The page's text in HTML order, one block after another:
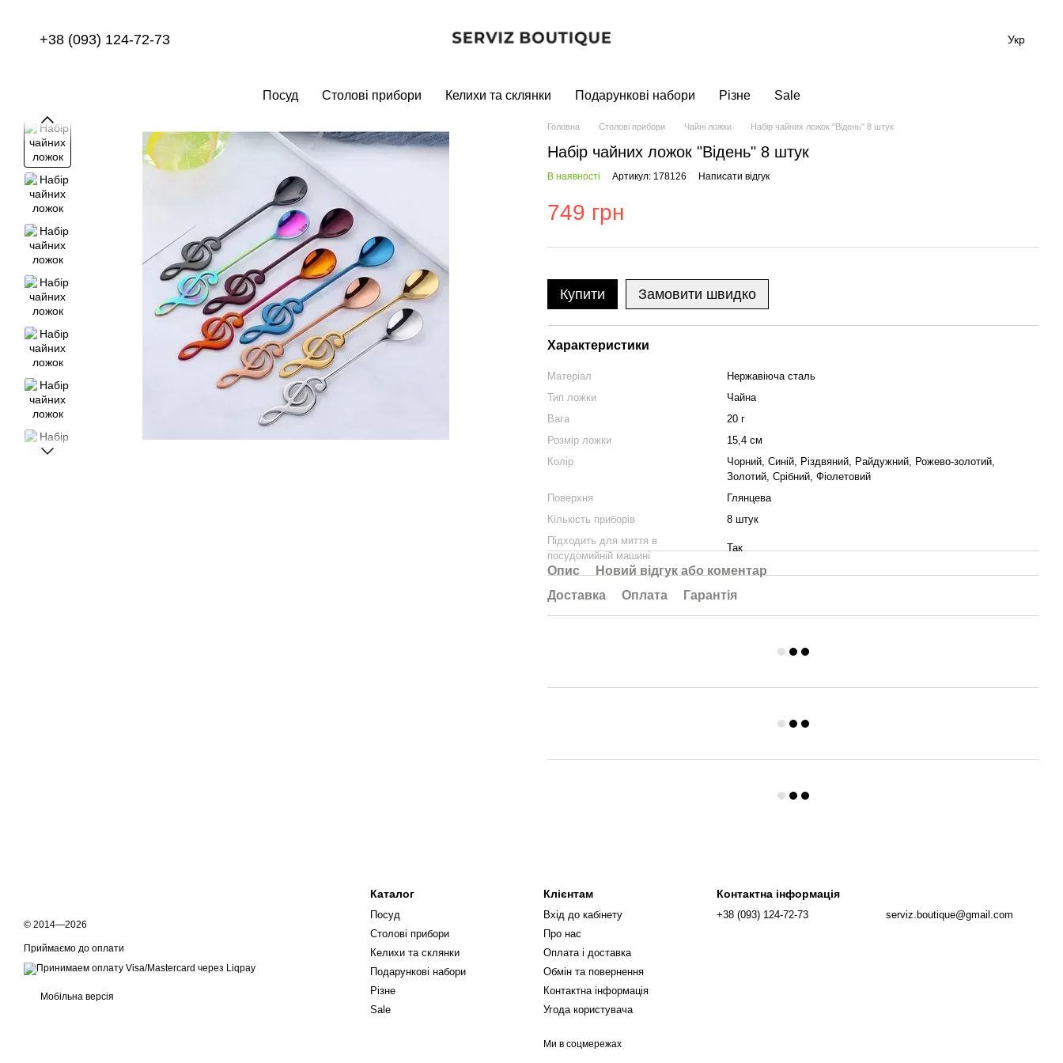
+38 (093) 124-72-73 Укр
Посуд Столові прибори Келихи та склянки Подарункові набори Різне Sale
Головна Столові прибори Чайні ложки Набір чайних ложок "Відень" 8 штук
Набір чайних ложок "Відень" 8 штук
В наявності Артикул: 178126 Написати відгук
749 грн
Купити Замовити швидко
Характеристики
Матеріал
Нержавіюча сталь
Тип ложки
Чайна
Вага
20 г
Розмір ложки
15,4 см
Колір
Чорний, Синій, Різдвяний, Райдужний, Рожево-золотий,
Золотий, Срібний, Фіолетовий
Поверхня
Глянцева
Кількість приборів
8 штук
Підходить для миття в
посудомийній машині
Так
Опис
Новий відгук або коментар
Доставка
Оплата Гарантія
© 2014—2026
Приймаємо до оплати
Мобільна версія
Каталог
Посуд
Столові прибори
Келихи та склянки
Подарункові набори
Різне
Sale
Клієнтам
Вхід до кабінету
Про нас
Оплата і доставка
Обмін та повернення
Контактна інформація
Угода користувача
Ми в соцмережах
Контактна інформація
+38 (093) 124-72-73 serviz.boutique@gmail.com